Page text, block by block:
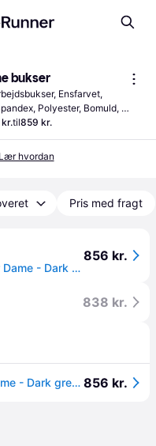
bukser
Ensfarvet,
Polyester, Bomuld,
Justérbar, Justerbare
til859 kr.
Lær hvordan
Pris med fragt
South West Moa Servicebukser Dame - Dark olive / 34 | Bukser | DISCOUNT |
856 kr.
838 kr.
South West Moa Servicebukser Dame - Dark grey / 44 | Bukser | DISCOUNT | 856 kr.